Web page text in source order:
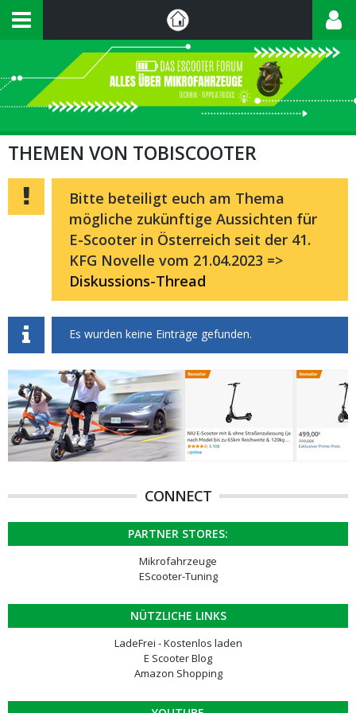
THEMEN VON TOBISCOOTER
Bitte beteiligt euch am Thema
mögliche zukünftige Aussichten für
E-Scooter in Österreich seit der 41.
KFG Novelle vom 21.04.2023 =>
Diskussions-Thread
Es wurden keine Einträge gefunden.
CONNECT
PARTNER STORES:
Mikrofahrzeuge
EScooter-Tuning
NÜTZLICHE LINKS
LadeFrei - Kostenlos laden
E Scooter Blog
Amazon Shopping